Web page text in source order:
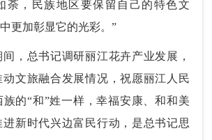
荼，民族地区要保留自己的特色文
更加彰显它的光彩。”
总书记调研丽江花卉产业发展，
文旅融合发展情况，祝愿丽江人民
的“和”姓一样，幸福安康、和和美
新时代兴边富民行动，是总书记思